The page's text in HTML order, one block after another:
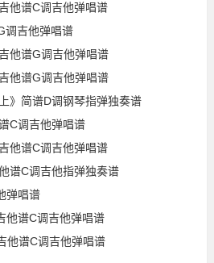
他谱C调吉他弹唱谱
调吉他弹唱谱
他谱G调吉他弹唱谱
他谱G调吉他弹唱谱
》简谱D调钢琴指弹独奏谱
C调吉他弹唱谱
他谱C调吉他弹唱谱
谱C调吉他指弹独奏谱
弹唱谱
他谱C调吉他弹唱谱
他谱C调吉他弹唱谱